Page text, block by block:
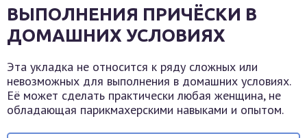
ВЫПОЛНЕНИЯ ПРИЧЁСКИ В
ДОМАШНИХ УСЛОВИЯХ
Эта укладка не относится к ряду сложных или
невозможных для выполнения в домашних условиях.
Её может сделать практически любая женщина, не
обладающая парикмахерскими навыками и опытом.